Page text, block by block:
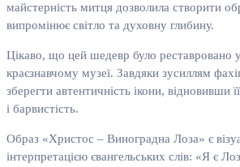
майстерність митця дозволила створити
випромінює світло та духовну глибину.
Цікаво, що цей шедевр було реставровано
краєзнавчому музеї. Завдяки зусиллям
зберегти автентичність ікони, відновивши
і барвистість.
Образ «Христос – Виноградна Лоза» є
інтерпретацією євангельських слів: «Я є